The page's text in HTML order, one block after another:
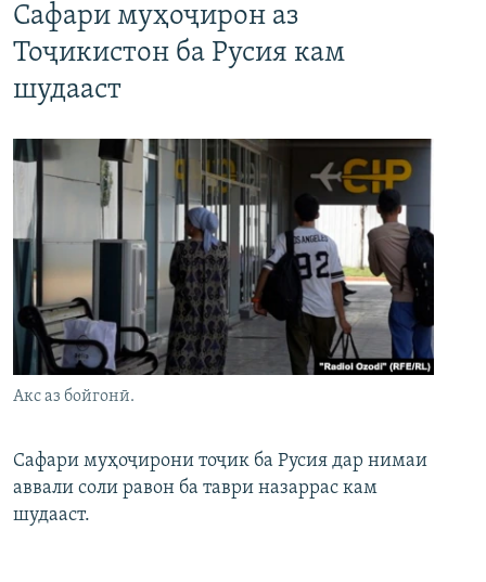
Сафари муҳоҷирон аз
Тоҷикистон ба Русия кам
шудааст
Акс аз бойгонӣ.
Сафари муҳоҷирони тоҷик ба Русия дар нимаи
аввали соли равон ба таври назаррас кам
шудааст.